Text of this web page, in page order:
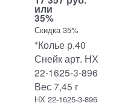
или
35%
Скидка 35%
*Колье р.40
Снейк арт. НХ
22-1625-3-896
Вес 7,45 г
НХ 22-1625-3-896